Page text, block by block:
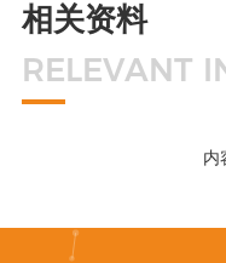
相关资料
RELEVANT
内